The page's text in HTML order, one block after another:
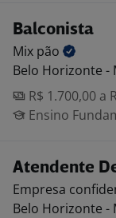
Balconista
Mix pão
Belo Horizonte -
R$ 1.700,00 a
Ensino
Atendente
Empresa
Belo Horizonte -